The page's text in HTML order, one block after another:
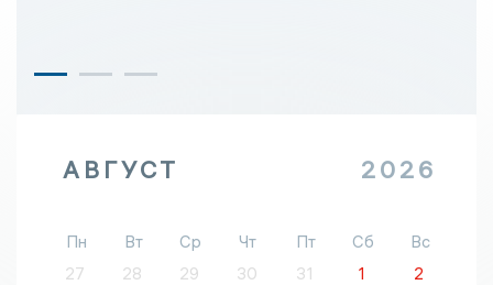
АВГУСТ 2026
Пн Вт Ср Чт Пт Сб
Вс
27
28 29 30 31 1
2